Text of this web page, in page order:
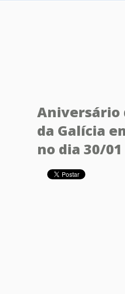
Aniversário
da Galícia
no dia 30/01